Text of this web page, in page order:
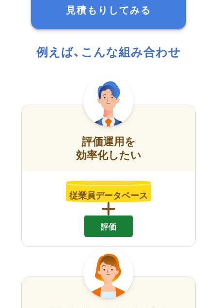
見積もりしてみる
例えば、こんな組み合わせ
評価運用を
効率化したい
従業員データベース
評価